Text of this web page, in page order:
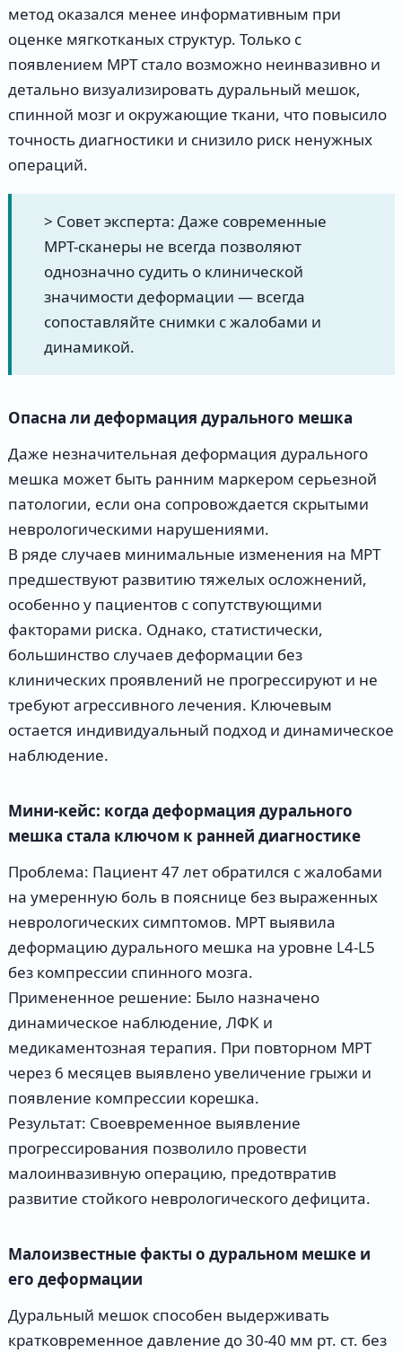
метод оказался менее информативным при
оценке мягкотканых структур. Только с
появлением МРТ стало возможно неинвазивно и
детально визуализировать дуральный мешок,
спинной мозг и окружающие ткани, что повысило
точность диагностики и снизило риск ненужных
операций.
> Совет эксперта: Даже современные
МРТ-сканеры не всегда позволяют
однозначно судить о клинической
значимости деформации — всегда
сопоставляйте снимки с жалобами и
динамикой.
Опасна ли деформация дурального мешка
Даже незначительная деформация дурального
мешка может быть ранним маркером серьезной
патологии, если она сопровождается скрытыми
неврологическими нарушениями.
В ряде случаев минимальные изменения на МРТ
предшествуют развитию тяжелых осложнений,
особенно у пациентов с сопутствующими
факторами риска. Однако, статистически,
большинство случаев деформации без
клинических проявлений не прогрессируют и не
требуют агрессивного лечения. Ключевым
остается индивидуальный подход и динамическое
наблюдение.
Мини-кейс: когда деформация дурального
мешка стала ключом к ранней диагностике
Проблема: Пациент 47 лет обратился с жалобами
на умеренную боль в пояснице без выраженных
неврологических симптомов. МРТ выявила
деформацию дурального мешка на уровне L4-L5
без компрессии спинного мозга.
Примененное решение: Было назначено
динамическое наблюдение, ЛФК и
медикаментозная терапия. При повторном МРТ
через 6 месяцев выявлено увеличение грыжи и
появление компрессии корешка.
Результат: Своевременное выявление
прогрессирования позволило провести
малоинвазивную операцию, предотвратив
развитие стойкого неврологического дефицита.
Малоизвестные факты о дуральном мешке и
его деформации
Дуральный мешок способен выдерживать
кратковременное давление до 30-40 мм рт. ст. без